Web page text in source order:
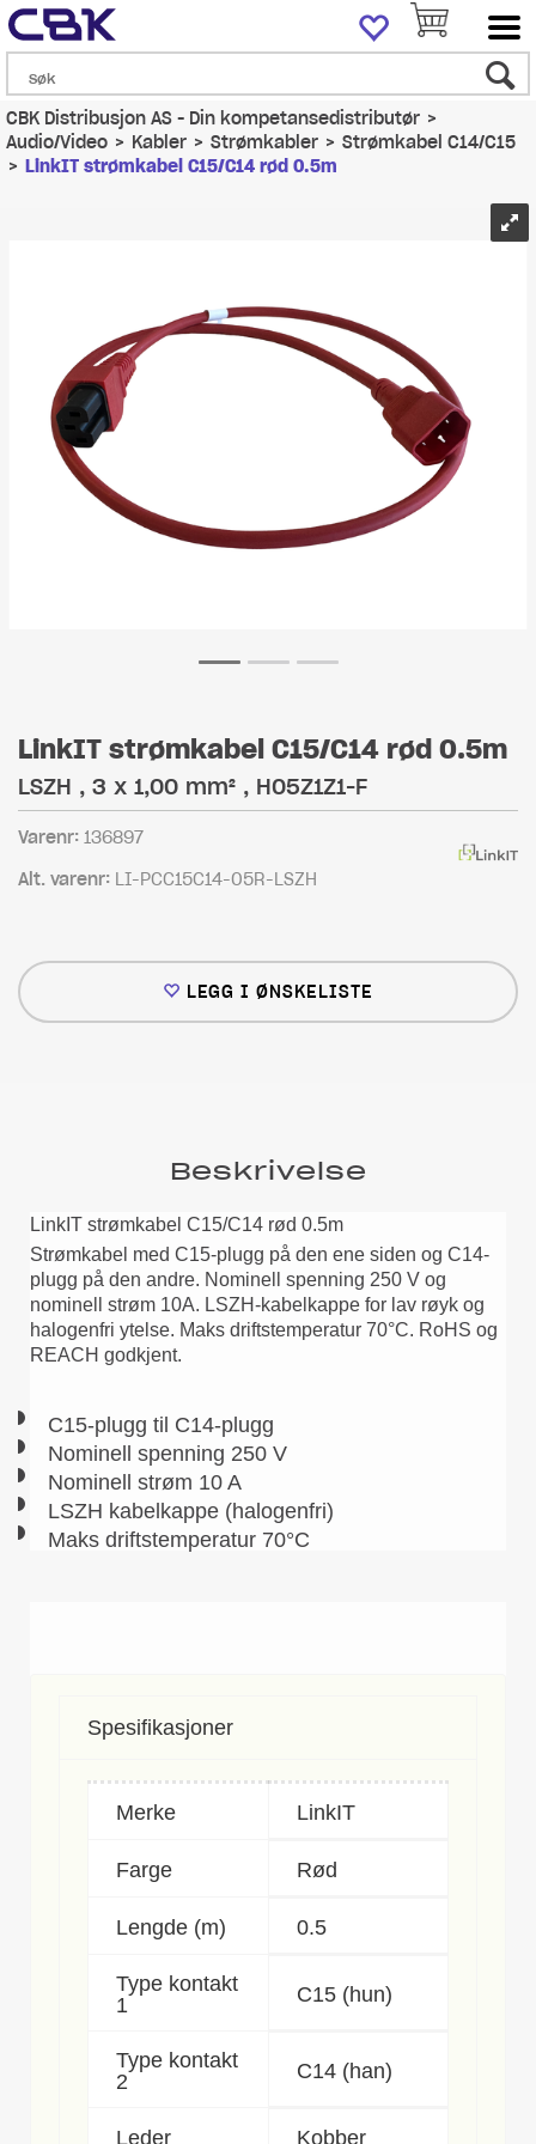
CBK Distribusjon AS - Din kompetansedistributør>
Audio/Video>Kabler>Strømkabler>Strømkabel C14/C15
>LinkIT strømkabel C15/C14 rød 0.5m
LinkIT strømkabel C15/C14 rød 0.5m
LSZH , 3 x 1,00 mm² , H05Z1Z1-F
Varenr: 136897
Alt. varenr: LI-PCC15C14-05R-LSZH
LEGG I ØNSKELISTE
Beskrivelse
LinkIT strømkabel C15/C14 rød 0.5m
Strømkabel med C15-plugg på den ene siden og C14-
plugg på den andre. Nominell spenning 250 V og
nominell strøm 10A. LSZH-kabelkappe for lav røyk og
halogenfri ytelse. Maks driftstemperatur 70°C. RoHS og
REACH godkjent.
C15-plugg til C14-plugg
Nominell spenning 250 V
Nominell strøm 10 A
LSZH kabelkappe (halogenfri)
Maks driftstemperatur 70°C
Spesifikasjoner
Merke LinkIT
Farge Rød
Lengde (m) 0.5
Type kontakt
1
C15 (hun)
Type kontakt
2
C14 (han)
Leder Kobber